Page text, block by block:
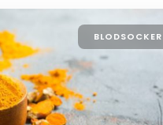
BLODSOCKER